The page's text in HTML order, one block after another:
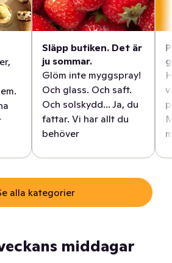
Släpp butiken. Det är
ju sommar.
Glöm inte myggspray!
Och glass. Och saft.
Och solskydd... Ja, du
fattar. Vi har allt du
behöver
alla kategorier
middagar